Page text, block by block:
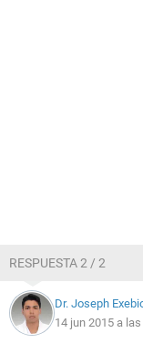
RESPUESTA 2 / 2
Dr. Joseph
14 jun 2015 a